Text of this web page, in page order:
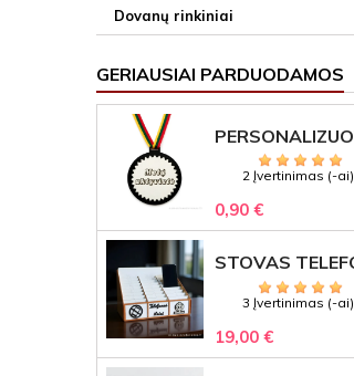
Dovanų rinkiniai
GERIAUSIAI PARDUODAMOS
2 Įvertinimas (-ai)
0,90 €
3 Įvertinimas (-ai)
19,00 €